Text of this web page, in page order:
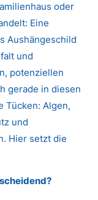
oder
Eine
Aushängeschild
und
potenziellen
gerade in diesen
Tücken: Algen,
und
Hier setzt die